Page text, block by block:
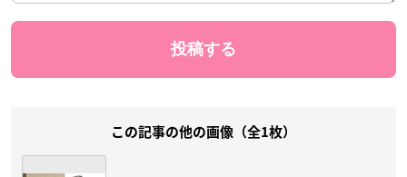
この記事の他の画像（全1枚）